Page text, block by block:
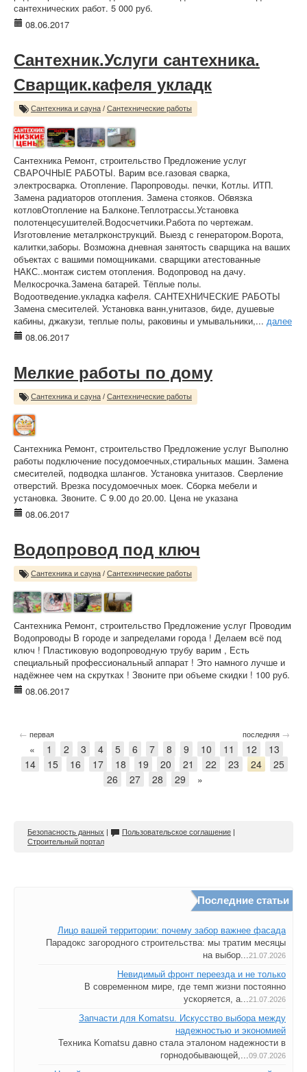
сантехнических работ. 5 000 руб.
08.06.2017
Сантехник.Услуги сантехника.
Сварщик.кафеля укладк
Сантехника и сауна / Сантехнические работы
Сантехника Ремонт, строительство Предложение услуг
СВАРОЧНЫЕ РАБОТЫ. Варим все.газовая сварка,
электросварка. Отопление. Паропроводы. печки, Котлы. ИТП.
Замена радиаторов отопления. Замена стояков. Обвязка
котловОтопление на Балконе.Теплотрассы.Установка
полотенцесушителей.Водосчетчики.Работа по чертежам.
Изготовление металрконструкций. Выезд с генератором.Ворота,
калитки,заборы. Возможна дневная занятость сварщика на ваших
объектах с вашими помощниками. сварщики атестованные
НАКС..монтаж систем отопления. Водопровод на дачу.
Мелкосрочка.Замена батарей. Тёплые полы.
Водоотведение.укладка кафеля. САНТЕХНИЧЕСКИЕ РАБОТЫ
Замена смесителей. Установка ванн,унитазов, биде, душевые
кабины, джакузи, теплые полы, раковины и умывальники,... далее
08.06.2017
Мелкие работы по дому
Сантехника и сауна / Сантехнические работы
Сантехника Ремонт, строительство Предложение услуг Выполню
работы подключение посудомоечных,стиральных машин. Замена
смесителей, подводка шлангов. Установка унитазов. Сверление
отверстий. Врезка посудомоечных моек. Сборка мебели и
установка. Звоните. С 9.00 до 20.00. Цена не указана
08.06.2017
Водопровод под ключ
Сантехника и сауна / Сантехнические работы
Сантехника Ремонт, строительство Предложение услуг Проводим
Водопроводы В городе и запределами города ! Делаем всё под
ключ ! Пластиковую водопроводную трубу варим , Есть
специальный профессиональный аппарат ! Это намного лучше и
надёжнее чем на скрутках ! Звоните при объеме скидки ! 100 руб.
08.06.2017
← первая последняя →
« 1 2 3 4 5 6 7 8 9 10 11 12
13
14
15 16 17 18 19 20 21 22 23 24
25
26
27 28 29 »
Безопасность данных | Пользовательское соглашение |
Строительный портал
Последние статьи
Лицо вашей территории: почему забор важнее фасада
Парадокс загородного строительства: мы тратим месяцы
на выбор...21.07.2026
Невидимый фронт переезда и не только
В современном мире, где темп жизни постоянно
ускоряется, а...21.07.2026
Запчасти для Komatsu. Искусство выбора между
надежностью и экономией
Техника Komatsu давно стала эталоном надежности в
горнодобывающей,...09.07.2026